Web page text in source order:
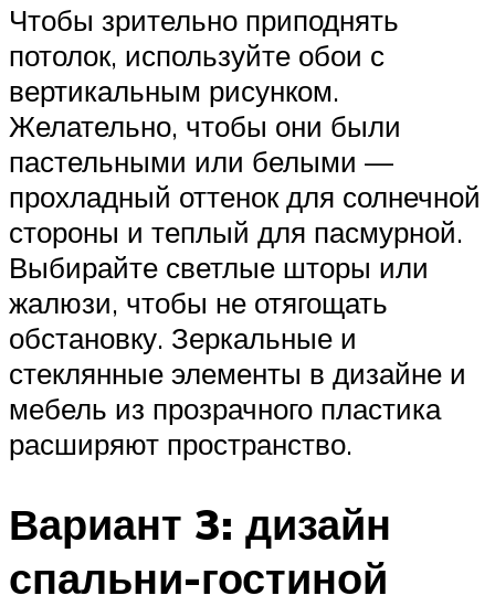
Чтобы зрительно приподнять
потолок, используйте обои с
вертикальным рисунком.
Желательно, чтобы они были
пастельными или белыми —
прохладный оттенок для солнечной
стороны и теплый для пасмурной.
Выбирайте светлые шторы или
жалюзи, чтобы не отягощать
обстановку. Зеркальные и
стеклянные элементы в дизайне и
мебель из прозрачного пластика
расширяют пространство.
Вариант 3: дизайн
спальни-гостиной